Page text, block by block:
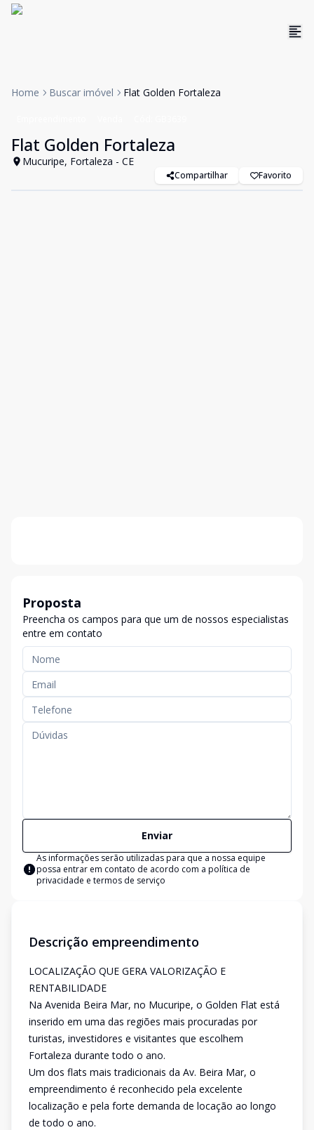
Home Buscar imóvel Flat Golden Fortaleza
Flat Golden Fortaleza
Mucuripe, Fortaleza - CE
Compartilhar Favorito
Proposta
Preencha os campos para que um de nossos especialistas
entre em contato
Enviar
As informações serão utilizadas para que a nossa equipe
possa entrar em contato de acordo com a política de
privacidade e termos de serviço
Descrição empreendimento
LOCALIZAÇÃO QUE GERA VALORIZAÇÃO E
RENTABILIDADE
Na Avenida Beira Mar, no Mucuripe, o Golden Flat está
inserido em uma das regiões mais procuradas por
turistas, investidores e visitantes que escolhem
Fortaleza durante todo o ano.
Um dos flats mais tradicionais da Av. Beira Mar, o
empreendimento é reconhecido pela excelente
localização e pela forte demanda de locação ao longo
de todo o ano.